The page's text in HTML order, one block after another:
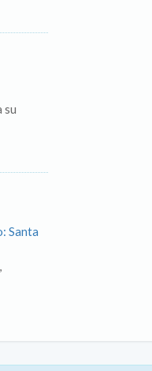
su
Santa